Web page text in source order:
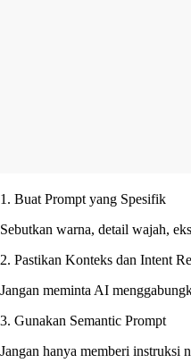
1. Buat Prompt yang Spesifik
Sebutkan warna, detail wajah,
2. Pastikan Konteks dan Intent
Jangan meminta AI
3. Gunakan Semantic Prompt
Jangan hanya memberi instruksi